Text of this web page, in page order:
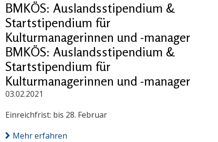
BMKÖS: Auslandsstipendium &
Startstipendium für
Kulturmanagerinnen und -manager
BMKÖS: Auslandsstipendium &
Startstipendium für
Kulturmanagerinnen und -manager
03.02.2021
Einreichfrist: bis 28. Februar
Mehr erfahren